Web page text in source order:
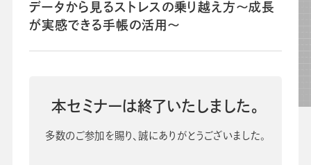
資料ダウンロード
校長・副校長インタビュー
SDGsの取組み
データから見るストレスの乗り越え方～成長
が実感できる手帳の活用～
本セミナーは終了いたしました。
多数のご参加を賜り、誠にありがとうございました。